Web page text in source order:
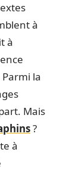
à
à
la
Mais
?
à